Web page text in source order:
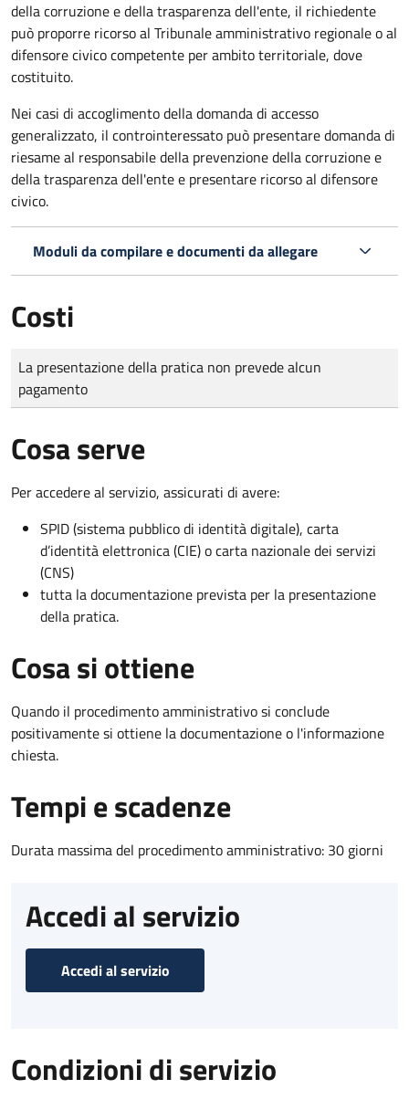
della corruzione e della trasparenza dell'ente, il richiedente
può proporre ricorso al Tribunale amministrativo regionale o al
difensore civico competente per ambito territoriale, dove
costituito.
Nei casi di accoglimento della domanda di accesso
generalizzato, il controinteressato può presentare domanda di
riesame al responsabile della prevenzione della corruzione e
della trasparenza dell'ente e presentare ricorso al difensore
civico.
Moduli da compilare e documenti da allegare
Costi
Tipo di pagamento
Importo
La presentazione della pratica non prevede alcun
pagamento
Cosa serve
Per accedere al servizio, assicurati di avere:
SPID (sistema pubblico di identità digitale), carta
d’identità elettronica (CIE) o carta nazionale dei servizi
(CNS)
tutta la documentazione prevista per la presentazione
della pratica.
Cosa si ottiene
Quando il procedimento amministrativo si conclude
positivamente si ottiene la documentazione o l'informazione
chiesta.
Tempi e scadenze
Durata massima del procedimento amministrativo: 30 giorni
Accedi al servizio
Accedi al servizio
Condizioni di servizio